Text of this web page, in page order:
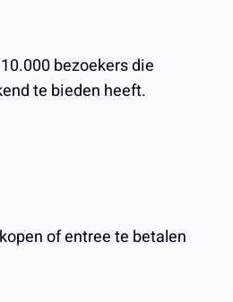
bezoekers die
te bieden heeft.
of entree te betalen